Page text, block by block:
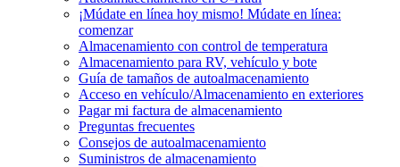
¡Múdate en línea hoy mismo! Múdate en línea:
comenzar
Almacenamiento con control de temperatura
Almacenamiento para RV, vehículo y bote
Guía de tamaños de autoalmacenamiento
Acceso en vehículo/Almacenamiento en exteriores
Pagar mi factura de almacenamiento
Preguntas frecuentes
Consejos de autoalmacenamiento
Suministros de almacenamiento